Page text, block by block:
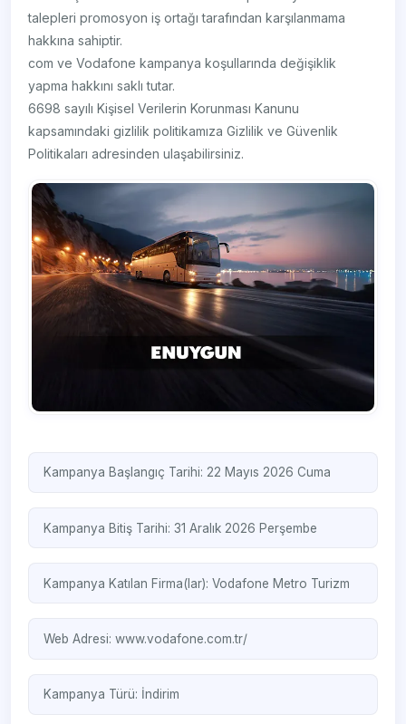
talepleri promosyon iş ortağı tarafından karşılanmama
hakkına sahiptir.
com ve Vodafone kampanya koşullarında değişiklik
yapma hakkını saklı tutar.
6698 sayılı Kişisel Verilerin Korunması Kanunu
kapsamındaki gizlilik politikamıza Gizlilik ve Güvenlik
Politikaları adresinden ulaşabilirsiniz.
Kampanya Başlangıç Tarihi: 22 Mayıs 2026 Cuma
Kampanya Bitiş Tarihi: 31 Aralık 2026 Perşembe
Kampanya Katılan Firma(lar):Vodafone Metro Turizm
Web Adresi:www.vodafone.com.tr/ ‎
Kampanya Türü: İndirim